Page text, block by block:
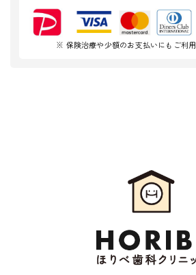
※ 保険治療や少額のお支払いにもご利用